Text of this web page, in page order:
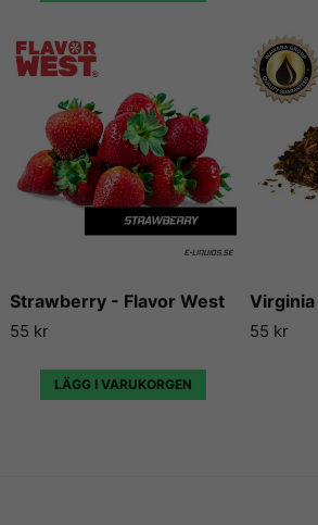
Strawberry - Flavor West
55 kr
LÄGG I VARUKORGEN
55 kr